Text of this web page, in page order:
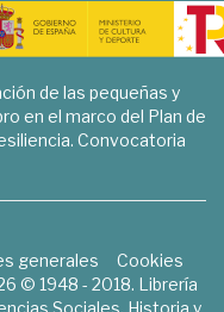
de las pequeñas y
en el marco del Plan de
Convocatoria
generales
Cookies
© 1948 - 2018. Librería
Sociales, Historia y